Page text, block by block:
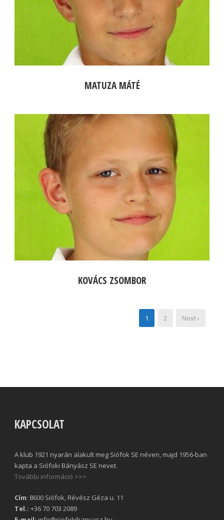
MATUZA MÁTÉ
KOVÁCS ZSOMBOR
1 2 Next ›
KAPCSOLAT
A klub 1921 nyarán alakult meg Siófok SE néven, majd 1956-ban
kapta a Siófoki Bányász SE nevet.
További információ >>>
Cím: 8600 Siófok, Révész Géza u. 11
Tel.: +36 70 703 2089